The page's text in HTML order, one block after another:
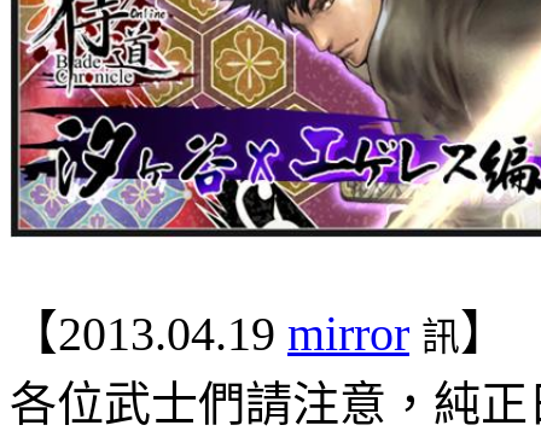
【2013.04.19 mirror 訊】
各位武士們請注意，純